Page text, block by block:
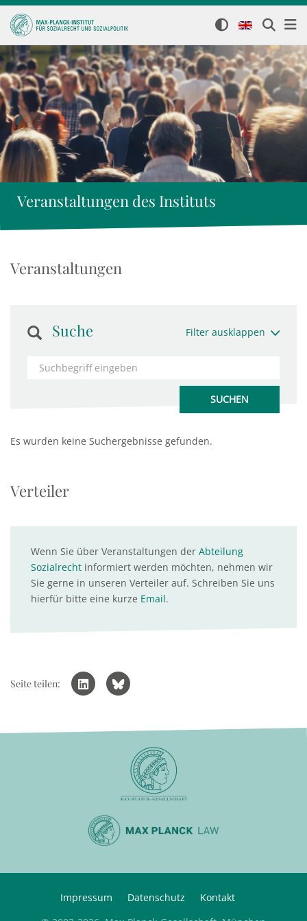
Veranstaltungen des Instituts
Veranstaltungen
Suche Filter ausklappen
Es wurden keine Suchergebnisse gefunden.
Verteiler
Wenn Sie über Veranstaltungen der Abteilung
Sozialrecht informiert werden möchten, nehmen wir
Sie gerne in unseren Verteiler auf. Schreiben Sie uns
hierfür bitte eine kurze Email.
Seite teilen:
Impressum Datenschutz
Kontakt